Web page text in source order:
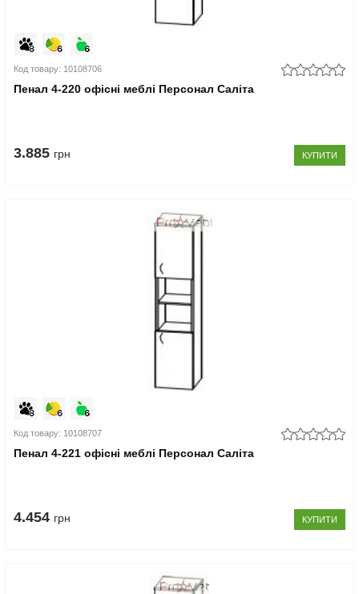
Код товару: 10108706
Пенал 4-220 офісні меблі Персонал Саліта
3.885 грн КУПИТИ
Код товару: 10108707
Пенал 4-221 офісні меблі Персонал Саліта
4.454 грн КУПИТИ